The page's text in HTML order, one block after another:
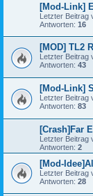
[Mod-Link]
Letzter Beitrag
Antworten: 16
[MOD] TL2
Letzter Beitrag
Antworten: 43
[Mod-Link]
Letzter Beitrag
Antworten: 83
[Crash]Far
Letzter Beitrag
Antworten: 2
[Mod-
Letzter Beitrag
Antworten: 28